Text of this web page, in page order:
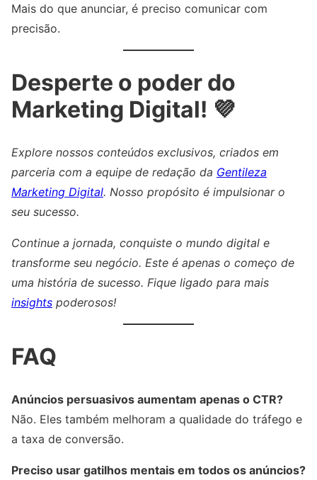
Mais do que anunciar, é preciso comunicar com
precisão.
Desperte o poder do
Marketing Digital! 💜
Explore nossos conteúdos exclusivos, criados em
parceria com a equipe de redação da Gentileza
Marketing Digital. Nosso propósito é impulsionar o
seu sucesso.
Continue a jornada, conquiste o mundo digital e
transforme seu negócio. Este é apenas o começo de
uma história de sucesso. Fique ligado para mais
insights poderosos!
FAQ
Anúncios persuasivos aumentam apenas o CTR?
Não. Eles também melhoram a qualidade do tráfego e
a taxa de conversão.
Preciso usar gatilhos mentais em todos os anúncios?